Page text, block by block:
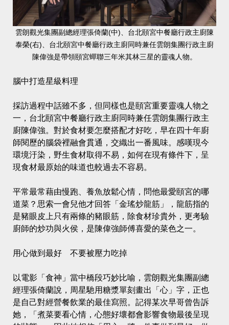
雲朗觀光集團副總經理張倚蘭(中)、台北頤宮中餐廳行政主廚陳
泰榮(右)、台北頤宮中餐廳行政主廚同時兼任雲朗集團行政主廚
陳偉強是帶領頤宮蟬聯三年米其林三星的靈魂人物。
腦中打造星級料理
採訪過程中話雖不多，但同樣也是頤宮重要靈魂人物之
一，台北頤宮中餐廳行政主廚同時兼任雲朗集團行政主
廚陳偉強。對於食材要怎麼搭配才好吃，早在四十年廚
師閱歷的腦袋裡融會貫通，交織出一番風味。感嘆現今
環境汙染，野生食材取得不易，如何在現有條件下，呈
現食材最原始的味道也較過去不容易。
平常最常藉由慢跑、養魚放鬆心情，問他最愛頤宮的哪
道菜？思索一會兒他才回答「金瑤炒龍筋」，龍筋指的
是豬眼皮上只有兩條的豬眼筋，除食材珍貴外，更考驗
廚師的炒功與火侯，是陳偉強師傅喜愛的菜色之一。
用心做到最好 不要被壓力吃掉
以電影「食神」當中橋段巧妙比喻，雲朗觀光集團副總
經理張倚蘭說，周星馳用糖漿單刻畫出「心」字，正也
是自己對經營餐飲業的最佳寫照。記得某次早哥曾告訴
她，「煮菜要看心情，心態好壞都會影響食物最後呈現